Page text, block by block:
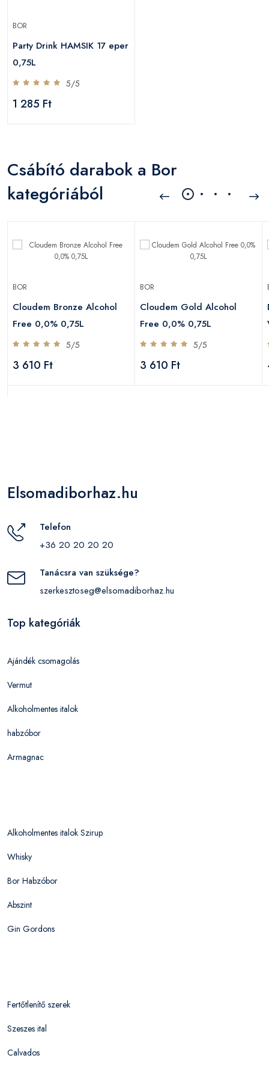
BOR
Party Drink HAMSIK 17 eper
0,75L
5/5
1 285 Ft
Csábító darabok a Bor
kategóriából
BOR
Cloudem Bronze Alcohol
Free 0,0% 0,75L
5/5
3 610 Ft
BOR
Cloudem Gold Alcohol
Free 0,0% 0,75L
5/5
3 610 Ft
Elsomadiborhaz.hu
Telefon
+36 20 20 20 20
Tanácsra van szüksége?
szerkesztoseg@elsomadiborhaz.hu
Top kategóriák
Ajándék csomagolás
Vermut
Alkoholmentes italok
habzóbor
Armagnac
Alkoholmentes italok Szirup
Whisky
Bor Habzóbor
Abszint
Gin Gordons
Fertőtlenítő szerek
Szeszes ital
Calvados